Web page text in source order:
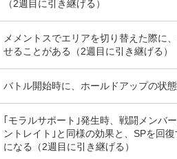
（2週目に引き継げる）
メメントスでエリアを切り替えた際に
せることがある（2週目に引き継げる）
バトル開始時に、ホールドアップの状
｢モラルサポート｣発生時、戦闘メンバ
ントレイト｣と同様の効果と、SPを回
になる（2週目に引き継げる）